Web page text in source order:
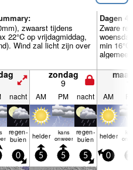
zwaarst tijdens
22°C op vrijdagmiddag,
Wind zal licht zijn over
Dagen
Zware
min
zondag
9
nacht AM PM nacht AM
regen­
buien helder kans
onweer
regen­
buien helder
0 5 5 5 0